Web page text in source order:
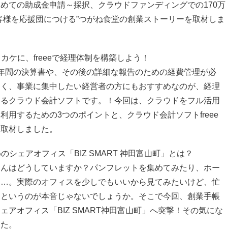
ての助成金申請～採択、クラウドファンディングでの170万
様を応援団につける”つがね食堂の創業ストーリーを取材しま
ケに、freeeで経理体制を構築しよう！
間の決算書や、その後の詳細な報告のための経費管理が必
、事業に集中したい経営者の方にもおすすめなのが、経理
クラウド会計ソフトです。！今回は、クラウドをフル活用
用するための3つのポイントと、クラウド会計ソフトfreee
材しました。
シェアオフィス「BIZ SMART 神田富山町」とは？
はどうしていますか？パンフレットを集めてみたり、ホー
。実際のオフィスを少しでもいいから見てみたいけど、忙
いうのが本音じゃないでしょうか。そこで今回、創業手帳
アオフィス「BIZ SMART神田富山町」へ突撃！その気にな
。